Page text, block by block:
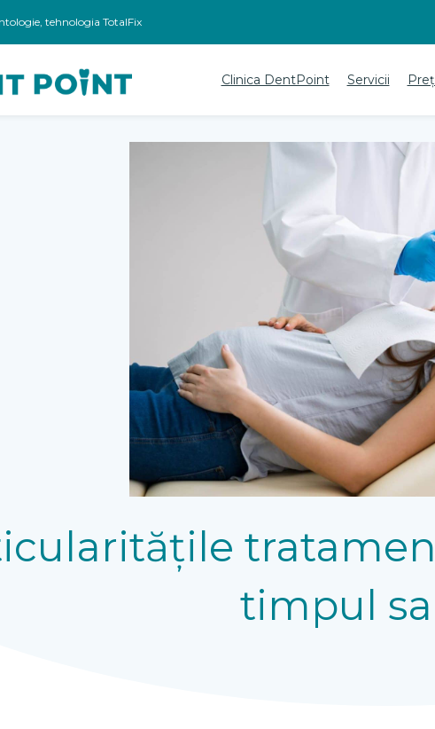
tehnologia TotalFix
Clinica DentPoint Servicii
timpul